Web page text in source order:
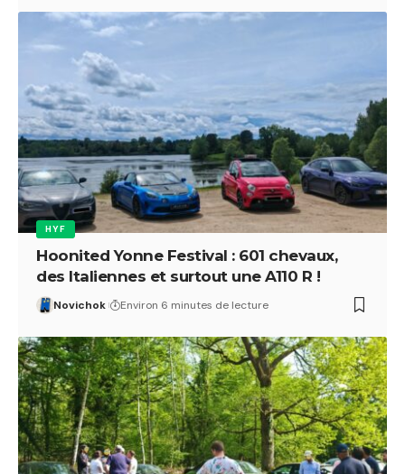
HYF
Hoonited Yonne Festival : 601 chevaux,
des Italiennes et surtout une A110 R !
Novichok Environ 6 minutes de lecture